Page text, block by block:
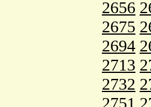
2656
2675
2694
2713
2732
2751